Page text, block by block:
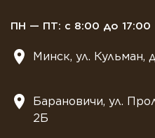
ПН — ПТ: с 8:00 до 17:00
Минск, ул. Кульман,
Барановичи, ул.
2Б